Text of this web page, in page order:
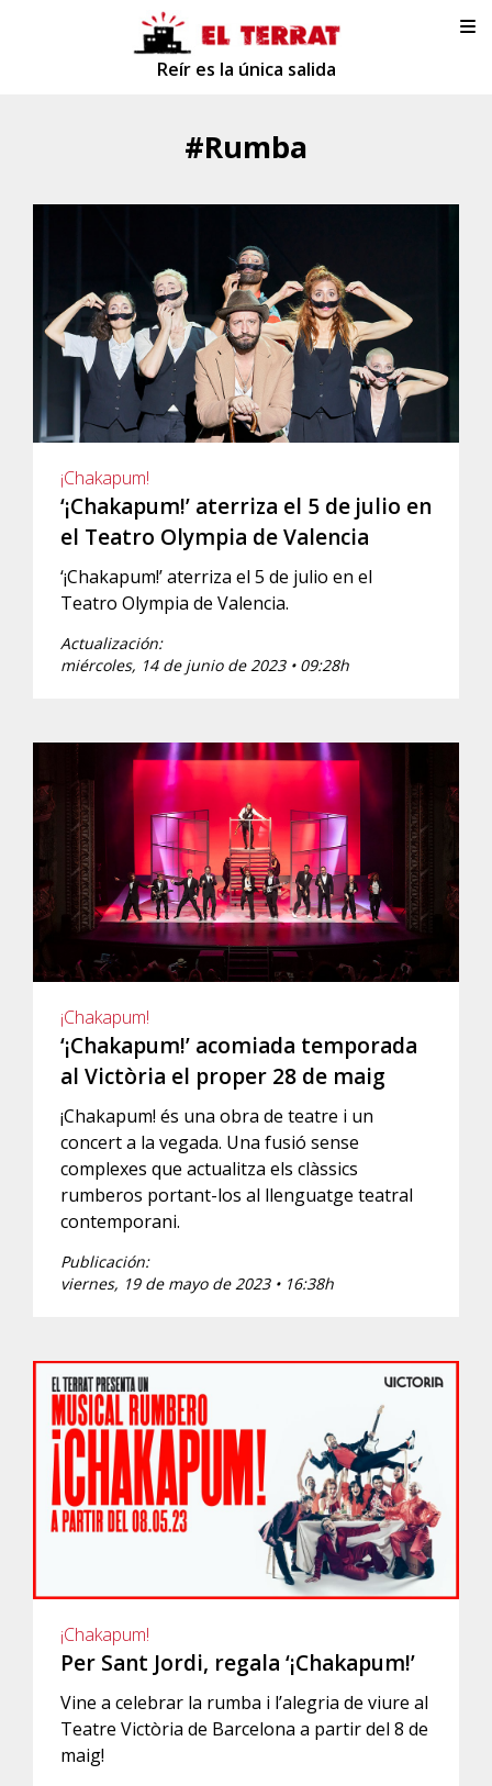
Reír es la única salida
#Rumba
¡Chakapum!
‘¡Chakapum!’ aterriza el 5 de julio en
el Teatro Olympia de Valencia
‘¡Chakapum!’ aterriza el 5 de julio en el
Teatro Olympia de Valencia.
Actualización:
miércoles, 14 de junio de 2023 • 09:28h
¡Chakapum!
‘¡Chakapum!’ acomiada temporada
al Victòria el proper 28 de maig
¡Chakapum! és una obra de teatre i un
concert a la vegada. Una fusió sense
complexes que actualitza els clàssics
rumberos portant-los al llenguatge teatral
contemporani.
Publicación:
viernes, 19 de mayo de 2023 • 16:38h
¡Chakapum!
Per Sant Jordi, regala ‘¡Chakapum!’
Vine a celebrar la rumba i l’alegria de viure al
Teatre Victòria de Barcelona a partir del 8 de
maig!